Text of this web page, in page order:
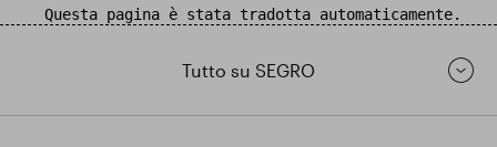
Questa pagina è stata tradotta automaticamente.
Tutto su SEGRO